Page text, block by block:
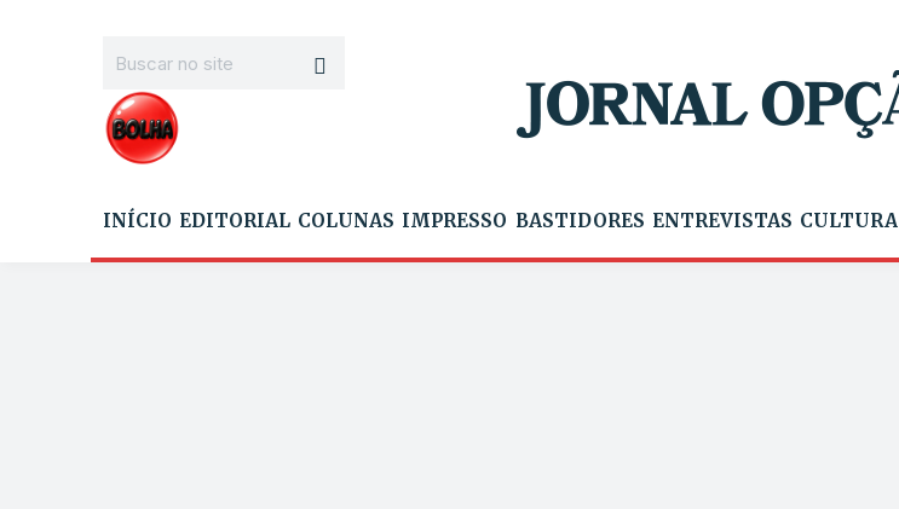
INÍCIO EDITORIAL COLUNAS IMPRESSO BASTIDORES ENTREVISTAS CULTURA